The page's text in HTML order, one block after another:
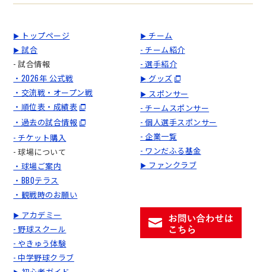
▶ トップページ
▶ 試合
- 試合情報
・2026年 公式戦
・交流戦・オープン戦
・順位表・成績表
・過去の試合情報
- チケット購入
- 球場について
・球場ご案内
・BBQテラス
・観戦時のお願い
▶ チーム
- チーム紹介
- 選手紹介
▶ グッズ
▶ スポンサー
- チームスポンサー
- 個人選手スポンサー
- 企業一覧
- ワンだふる基金
▶ ファンクラブ
▶ アカデミー
- 野球スクール
- やきゅう体験
- 中学野球クラブ